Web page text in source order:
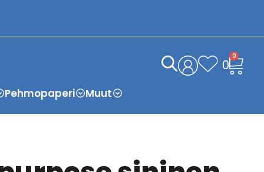
0
0
Pehmopaperi Muut